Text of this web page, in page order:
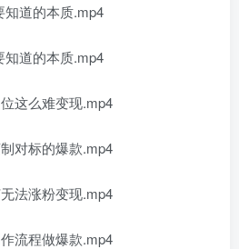
知道的本质.mp4
知道的本质.mp4
这么难变现.mp4
对标的爆款.mp4
法涨粉变现.mp4
流程做爆款.mp4